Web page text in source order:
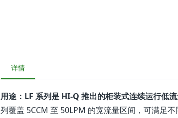
详情
用途：LF 系列是 HI-Q 推出的柜装式连续运行低
列覆盖 5CCM 至 50LPM 的宽流量区间，可满足